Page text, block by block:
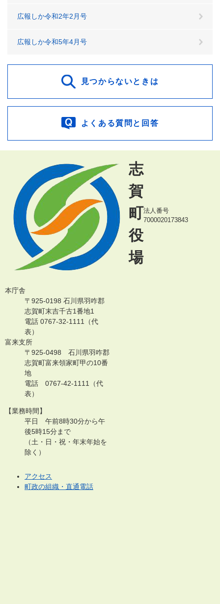
広報しか令和2年2月号
広報しか令和5年4月号
見つからないときは
よくある質問と回答
志
賀
町
役
場
法人番号
7000020173843
本庁舎
〒925-0198 石川県羽咋郡
志賀町末吉千古1番地1
電話 0767-32-1111（代
表）
富来支所
〒925-0498 石川県羽咋郡
志賀町富来領家町甲の10番
地
電話 0767-42-1111（代
表）
【業務時間】
平日 午前8時30分から午
後5時15分まで
（土・日・祝・年末年始を
除く）
アクセス
町政の組織・直通電話